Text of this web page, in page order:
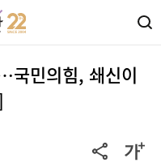
국민의힘, 쇄신이